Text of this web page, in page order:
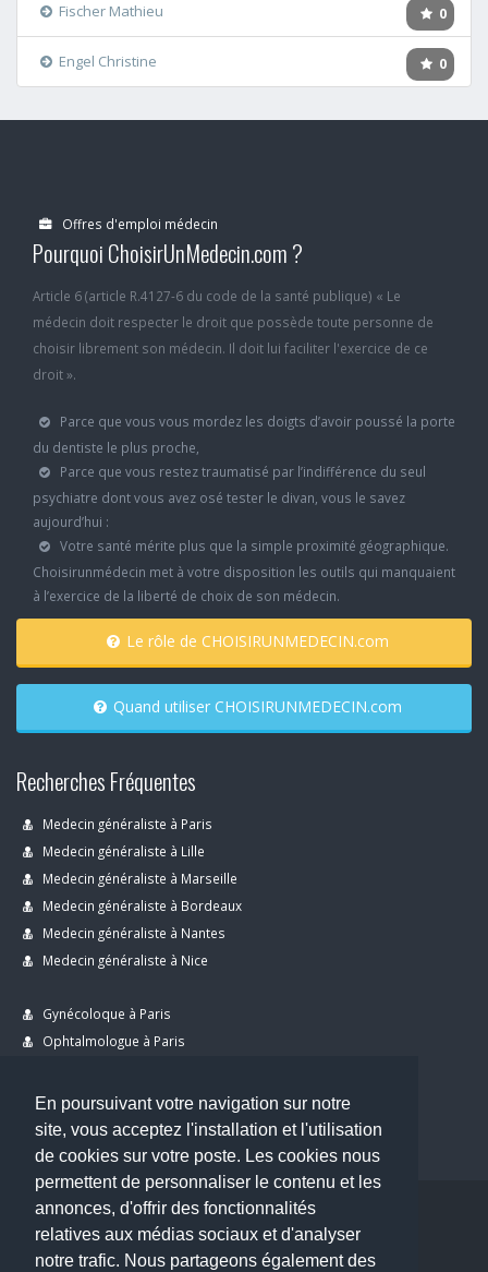
En poursuivant votre navigation sur notre
site, vous acceptez l'installation et l'utilisation
de cookies sur votre poste. Les cookies nous
permettent de personnaliser le contenu et les
annonces, d'offrir des fonctionnalités
relatives aux médias sociaux et d'analyser
notre trafic. Nous partageons également des
0
Fischer Mathieu
0
Engel Christine
Offres d'emploi médecin
Pourquoi ChoisirUnMedecin.com ?
Article 6 (article R.4127-6 du code de la santé publique) « Le
médecin doit respecter le droit que possède toute personne de
choisir librement son médecin. Il doit lui faciliter l'exercice de ce
droit ».
Parce que vous vous mordez les doigts d’avoir poussé la porte
du dentiste le plus proche,
Parce que vous restez traumatisé par l’indifférence du seul
psychiatre dont vous avez osé tester le divan, vous le savez
aujourd’hui :
Votre santé mérite plus que la simple proximité géographique.
Choisirunmédecin met à votre disposition les outils qui manquaient
à l’exercice de la liberté de choix de son médecin.
Le rôle de CHOISIRUNMEDECIN.com
Quand utiliser CHOISIRUNMEDECIN.com
Recherches Fréquentes
Medecin généraliste à Paris
Medecin généraliste à Lille
Medecin généraliste à Marseille
Medecin généraliste à Bordeaux
Medecin généraliste à Nantes
Medecin généraliste à Nice
Gynécoloque à Paris
Ophtalmologue à Paris
Dentiste à Paris
Copyright © 2026 . All Rights Reserved.
choisirunmedecin@gmail.com